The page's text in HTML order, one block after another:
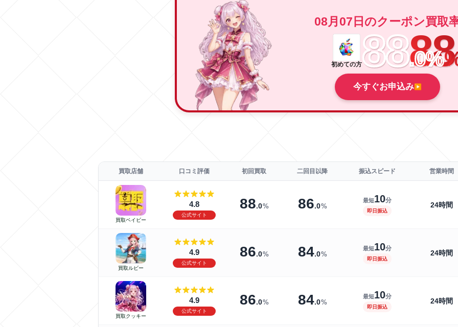
08月07日 のクーポン買取
初めての方8888
.0.0
%
今すぐお申込み▶
買取店舗 口コミ評価 初回買取 二回目以降 振込スピード 営業時間
買取ベイビー
4.8
公式サイト
88.0% 86.0%
最短10分
即日振込
24時間
買取ルビー
4.9
公式サイト
86.0% 84.0%
最短10分
即日振込
24時間
買取クッキー
4.9
公式サイト
86.0% 84.0%
最短10分
即日振込
24時間